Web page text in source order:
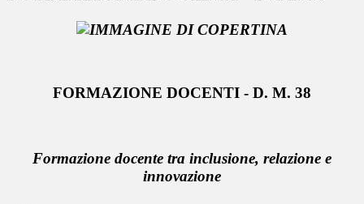
FORMAZIONE DOCENTI - D. M. 38
Formazione docente tra inclusione, relazione e
innovazione